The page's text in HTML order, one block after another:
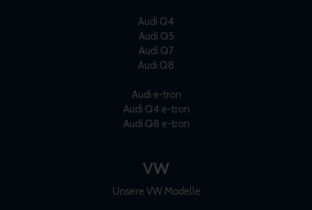
Audi Q4
Audi Q5
Audi Q7
Audi Q8
Audi e-tron
Audi Q4 e-tron
Audi Q8 e-tron
VW
Unsere VW Modelle